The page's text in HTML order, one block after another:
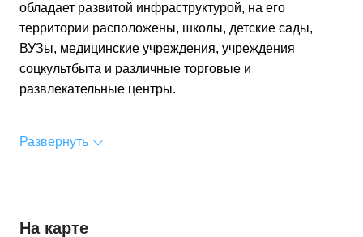
обладает развитой инфраструктурой, на его
территории расположены, школы, детские сады,
ВУЗы, медицинские учреждения, учреждения
соцкультбыта и различные торговые и
развлекательные центры.
Развернуть
На карте